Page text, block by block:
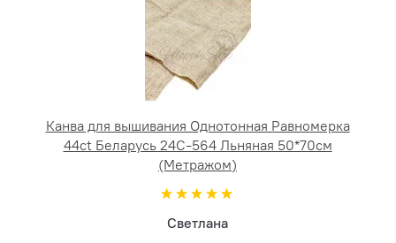
Канва для вышивания Однотонная Равномерка
44ct Беларусь 24С-564 Льняная 50*70см
(Метражом)
Светлана